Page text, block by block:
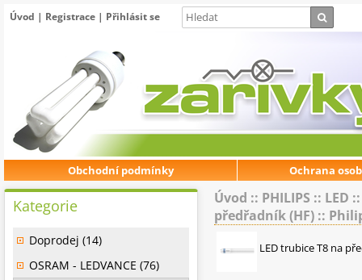
Úvod | Registrace | Přihlásit se
Obchodní podmínky Ochrana
Úvod :: PHILIPS :: LED
předřadník (HF) ::
LED trubice T8 na
Kategorie
Doprodej (14)
OSRAM - LEDVANCE (76)